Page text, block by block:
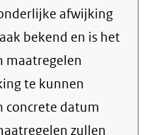
afwijking
bekend en is het
maatregelen
te kunnen
concrete datum
zullen